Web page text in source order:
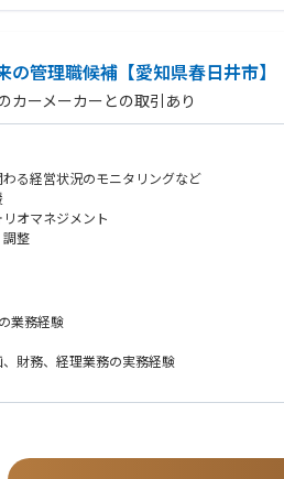
管理職候補【愛知県春日井市】
ーメーカーとの取引あり
る経営状況のモニタリングなど
オマネジメント
調整
業務経験
財務、経理業務の実務経験
験